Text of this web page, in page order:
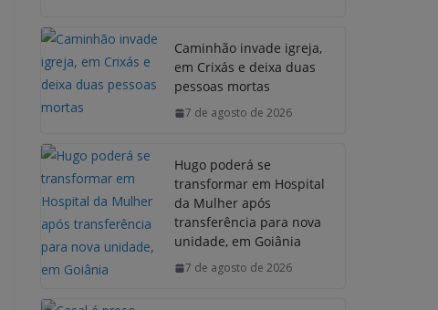
Caminhão invade igreja,
em Crixás e deixa duas
pessoas mortas
7 de agosto de 2026
Hugo poderá se
transformar em Hospital
da Mulher após
transferência para nova
unidade, em Goiânia
7 de agosto de 2026